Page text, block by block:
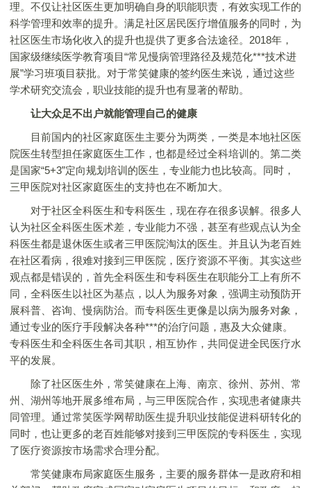
理。不仅让社区医生更加明确自身的职能职责，有效实现工作的
科学管理和效率的提升。满足社区居民医疗增值服务的同时，为
社区医生市场化收入的提升也提供了更多合法途径。2018年，
国家级继续医学教育项目“常见慢病管理路径及规范化***技术进
展”学习班项目获批。对于常笑健康的签约医生来说，通过这些
学术研究交流会，职业技能的提升也有显著的帮助。
让大众足不出户就能管理自己的健康
目前国内的社区家庭医生主要分为两类，一类是本地社区医
院医生转型担任家庭医生工作，也都是经过全科培训的。第二类
是国家“5+3”定向规划培训的医生，专业能力也比较高。同时，
三甲医院对社区家庭医生的支持也在不断加大。
对于社区全科医生和专科医生，现在存在很多误解。很多人
认为社区全科医生医术差，专业能力不强，甚至有些观点认为全
科医生都是退休医生或者三甲医院淘汰的医生。并且认为老百姓
在社区看病，很难对接到三甲医院，医疗资源不平衡。其实这些
观点都是错误的，首先全科医生和专科医生在职能分工上有所不
同，全科医生以社区为基点，以人为服务对象，强调主动预防开
展科普、咨询、慢病防治。而专科医生更像是以病为服务对象，
通过专业的医疗手段解决各种***的治疗问题，惠及大众健康。
专科医生和全科医生各司其职，相互协作，共同促进全民医疗水
平的发展。
除了社区医生外，常笑健康在上海、南京、徐州、苏州、常
州、湖州等地开展多维布局，与三甲医院合作，实现患者健康共
同管理。通过常笑医学网帮助医生提升职业技能促进科研转化的
同时，也让更多的老百姓能够对接到三甲医院的专科医生，实现
了医疗资源按市场需求合理分配。
常笑健康布局家庭医生服务，主要的服务群体一是政府和相